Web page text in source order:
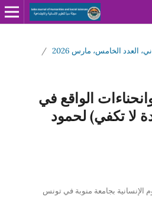
/
الواقع في
لا تكفي) لحمود
الإنسانية بجامعة منوبة في تونس